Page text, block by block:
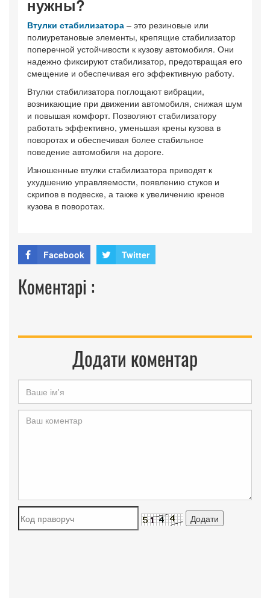
нужны?
Втулки стабилизатора – это резиновые или
полиуретановые элементы, крепящие стабилизатор
поперечной устойчивости к кузову автомобиля. Они
надежно фиксируют стабилизатор, предотвращая его
смещение и обеспечивая его эффективную работу.
Втулки стабилизатора поглощают вибрации,
возникающие при движении автомобиля, снижая шум
и повышая комфорт. Позволяют стабилизатору
работать эффективно, уменьшая крены кузова в
поворотах и обеспечивая более стабильное
поведение автомобиля на дороге.
Изношенные втулки стабилизатора приводят к
ухудшению управляемости, появлению стуков и
скрипов в подвеске, а также к увеличению кренов
кузова в поворотах.
Facebook Twitter
Коментарі :
Додати коментар